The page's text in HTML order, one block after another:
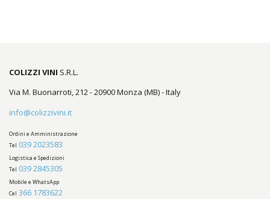
COLIZZI VINI S.R.L.
Via M. Buonarroti, 212 - 20900 Monza (MB) - Italy
info@colizzivini.it
Ordini e Amministrazione
Tel 039 2023583
Logistica e Spedizioni
Tel 039 2845305
Mobile e WhatsApp
Cel 366 1783622